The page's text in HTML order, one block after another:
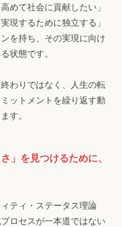
めて社会に貢献したい」
現するために独立する」
を持ち、その実現に向け
状態です。
わりではなく、人生の転
ットメントを繰り返す動
す。
」を見つけるために、
ティ・ステータス理論
ロセスが一本道ではない